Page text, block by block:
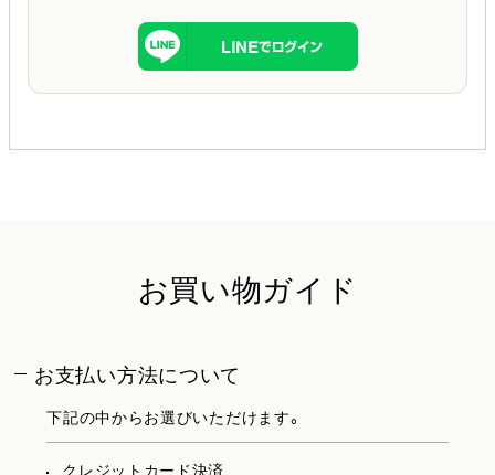
お買い物ガイド
お支払い方法について
下記の中からお選びいただけます。
クレジットカード決済